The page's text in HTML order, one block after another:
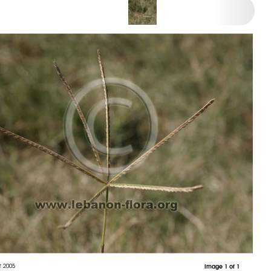
Image 1 of 1